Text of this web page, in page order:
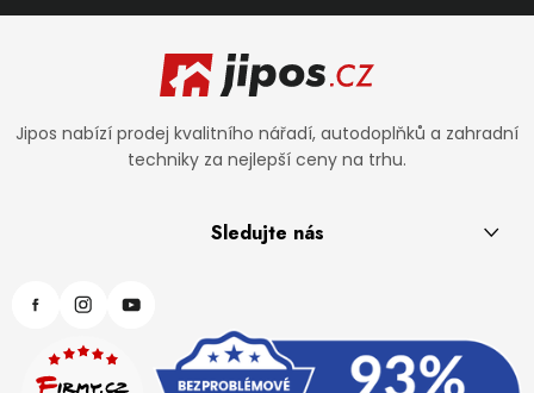
Zápatí
Jipos nabízí prodej kvalitního nářadí, autodoplňků a zahradní
techniky za nejlepší ceny na trhu.
Sledujte nás